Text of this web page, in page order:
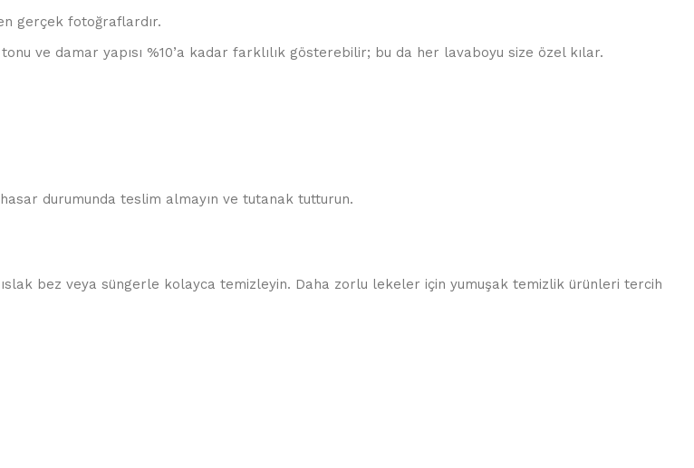
gerçek fotoğraflardır.
ve damar yapısı %10’a kadar farklılık gösterebilir; bu da her lavaboyu size özel kılar.
durumunda teslim almayın ve tutanak tutturun.
ıslak bez veya süngerle kolayca temizleyin. Daha zorlu lekeler için yumuşak temizlik ürünleri tercih